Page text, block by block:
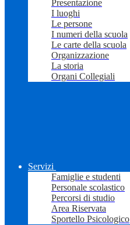
Presentazione
I luoghi
Le persone
I numeri della scuola
Le carte della scuola
Organizzazione
La storia
Organi Collegiali
Servizi
Famiglie e studenti
Personale scolastico
Percorsi di studio
Area Riservata
Sportello Psicologico